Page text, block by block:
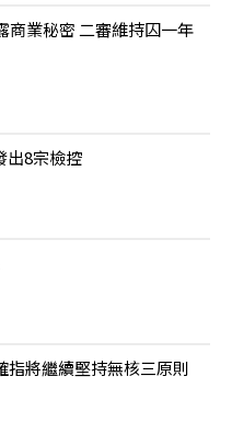
商業秘密 二審維持囚一年
出8宗檢控
指將繼續堅持無核三原則